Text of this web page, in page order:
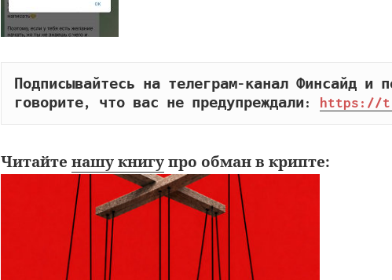
Подписывайтесь на телеграм-канал Финсайд и
говорите, что вас не предупреждали: https://
Читайтенашу книгупро обман в крипте: